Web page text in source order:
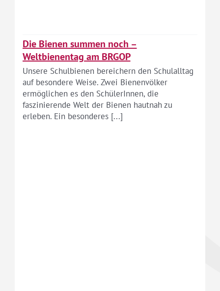
Die Bienen summen noch –
Weltbienentag am BRGOP
Unsere Schulbienen bereichern den Schulalltag
auf besondere Weise. Zwei Bienenvölker
ermöglichen es den SchülerInnen, die
faszinierende Welt der Bienen hautnah zu
erleben. Ein besonderes [...]